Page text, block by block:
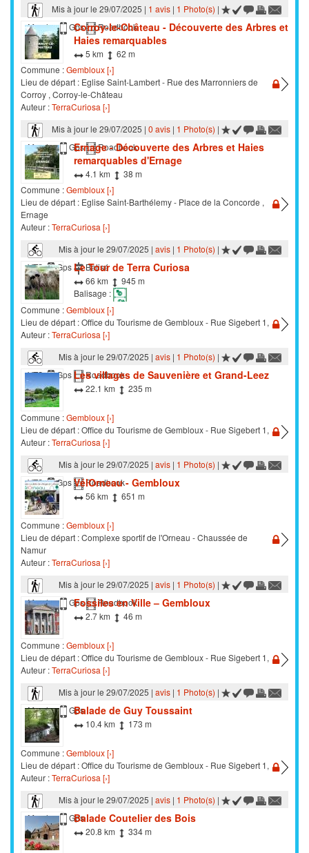
Mis à jour le 29/07/2025 | 1 avis| 1 Photo(s) |
Marche
Gps Roadbook
Corroy-le-Château - Découverte des Arbres et
Haies remarquables
5 km
62 m
Commune :Gembloux [›]
Lieu de départ : Eglise Saint-Lambert - Rue des Marronniers de
Corroy , Corroy-le-Château
Auteur :TerraCuriosa [›]
Mis à jour le 29/07/2025 | 0 avis| 1 Photo(s) |
Marche
Gps Roadbook
Ernage - Découverte des Arbres et Haies
remarquables d'Ernage
4.1 km
38 m
Commune :Gembloux [›]
Lieu de départ : Eglise Saint-Barthélemy - Place de la Concorde ,
Ernage
Auteur :TerraCuriosa [›]
Mis à jour le 29/07/2025 | avis| 1 Photo(s) |
VTC
Gps Balisé
Le Tour de Terra Curiosa
66 km
945 m
Balisage :
Commune :Gembloux [›]
Lieu de départ : Office du Tourisme de Gembloux - Rue Sigebert 1,
Auteur :TerraCuriosa [›]
Mis à jour le 29/07/2025 | avis| 1 Photo(s) |
VTC
Gps Roadbook
Les villages de Sauvenière et Grand-Leez
22.1 km 235 m
Commune :Gembloux [›]
Lieu de départ : Office du Tourisme de Gembloux - Rue Sigebert 1,
Auteur :TerraCuriosa [›]
Mis à jour le 29/07/2025 | avis| 1 Photo(s) |
VTC
Gps Roadbook
VélOrneau - Gembloux
56 km 651 m
Commune :Gembloux [›]
Lieu de départ : Complexe sportif de l'Orneau - Chaussée de
Namur
Auteur :TerraCuriosa [›]
Mis à jour le 29/07/2025 | avis| 1 Photo(s) |
Marche
Gps Roadbook
Fossiles en Ville – Gembloux
2.7 km 46 m
Commune :Gembloux [›]
Lieu de départ : Office du Tourisme de Gembloux - Rue Sigebert 1,
Auteur :TerraCuriosa [›]
Mis à jour le 29/07/2025 | avis| 1 Photo(s) |
Marche
Gps
Balade de Guy Toussaint
10.4 km 173 m
Commune :Gembloux [›]
Lieu de départ : Office du Tourisme de Gembloux - Rue Sigebert 1,
Auteur :TerraCuriosa [›]
Mis à jour le 29/07/2025 | avis| 1 Photo(s) |
Marche
Gps
Balade Coutelier des Bois
20.8 km 334 m